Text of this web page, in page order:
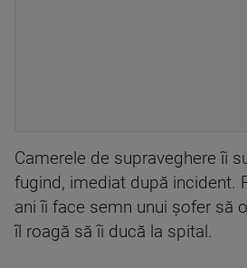
Camerele de supraveghere îi
fugind, imediat după incident.
ani îi face semn unui șofer să
îl roagă să îi ducă la spital.